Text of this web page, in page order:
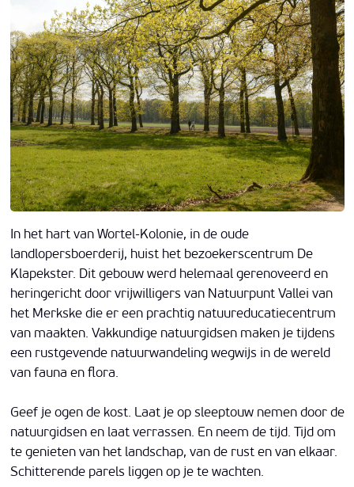
In het hart van Wortel-Kolonie, in de oude
landlopersboerderij, huist het bezoekerscentrum De
Klapekster. Dit gebouw werd helemaal gerenoveerd en
heringericht door vrijwilligers van Natuurpunt Vallei van
het Merkske die er een prachtig natuureducatiecentrum
van maakten. Vakkundige natuurgidsen maken je tijdens
een rustgevende natuurwandeling wegwijs in de wereld
van fauna en flora.
Geef je ogen de kost. Laat je op sleeptouw nemen door de
natuurgidsen en laat verrassen. En neem de tijd. Tijd om
te genieten van het landschap, van de rust en van elkaar.
Schitterende parels liggen op je te wachten.